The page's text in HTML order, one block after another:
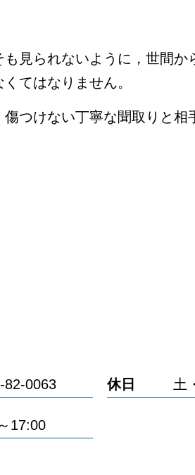
見られないように，世間か
てはなりません。
つけない丁寧な聞取りと相
82-0063 休日 土
17:00